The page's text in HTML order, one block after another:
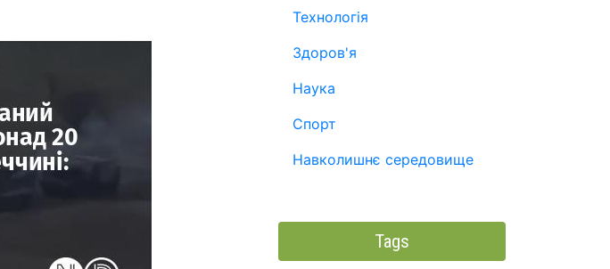
Технологія
Здоров'я
Наука
Спорт
Навколишнє середовище
Tags